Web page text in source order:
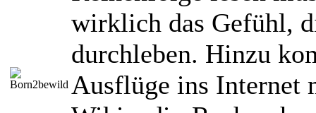
wirklich das Gefühl,
durchleben. Hinzu
Ausflüge ins Internet